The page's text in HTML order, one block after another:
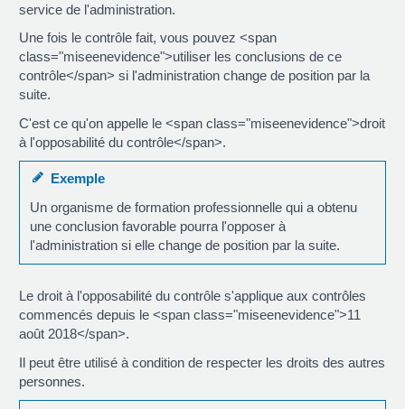
service de l'administration.
Une fois le contrôle fait, vous pouvez <span
class="miseenevidence">utiliser les conclusions de ce
contrôle</span> si l'administration change de position par la
suite.
C'est ce qu'on appelle le <span class="miseenevidence">droit
à l'opposabilité du contrôle</span>.
Exemple
Un organisme de formation professionnelle qui a obtenu
une conclusion favorable pourra l'opposer à
l'administration si elle change de position par la suite.
Le droit à l'opposabilité du contrôle s'applique aux contrôles
commencés depuis le <span class="miseenevidence">11
août 2018</span>.
Il peut être utilisé à condition de respecter les droits des autres
personnes.